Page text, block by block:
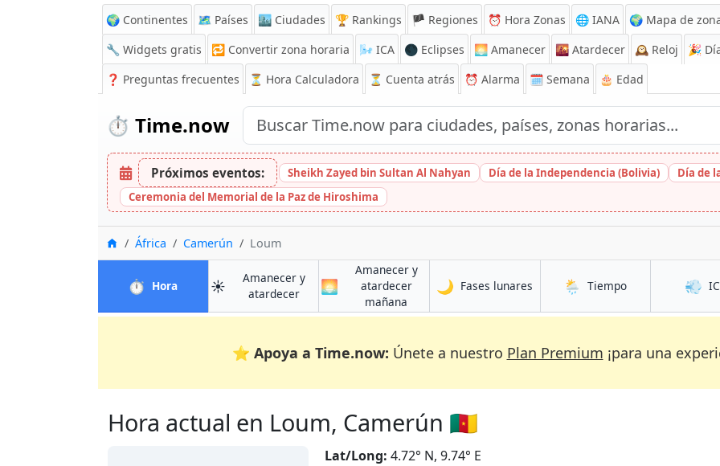
🌍 Continentes 🗺️ Países 🏙️ Ciudades 🏆 Rankings 🏴 Regiones ⏰ Hora Zonas 🌐 IANA
🌍 Mapa de
🔧 Widgets gratis
🔁 Convertir zona horaria 🌬️ ICA 🌑 Eclipses 🌅 Amanecer 🌇 Atardecer 🕰️ Reloj 🎉
❓ Preguntas frecuentes ⏳ Hora Calculadora ⏳ Cuenta atrás ⏰ Alarma 🗓️ Semana 🎂 Edad
⏱️ Time.now
Próximos eventos: Sheikh Zayed bin Sultan Al Nahyan Día de la Independencia (Bolivia)
Día de
Ceremonia del Memorial de la Paz de Hiroshima
InicioÁfrica Camerún Loum
⏱️ Horaen Loum
☀️
Amanecer y
atardeceren Loum
🌅
Amanecer y
atardecer
mañana
🌙 Fases lunares en Loum
🌦️ Tiempoen Loum 💨
⭐ Apoya a Time.now: Únete a nuestro Plan Premium ¡para una
Hora actual en Loum, Camerún 🇨🇲
Lat/Long: 4.72° N, 9.74° E